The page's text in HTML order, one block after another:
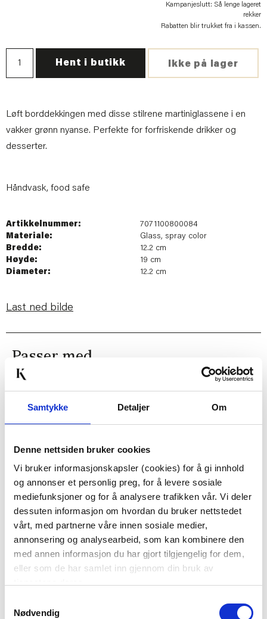
Samtykke Detaljer Om
Denne nettsiden bruker cookies
Vi bruker informasjonskapsler (cookies) for å gi innhold
og annonser et personlig preg, for å levere sosiale
mediefunksjoner og for å analysere trafikken vår. Vi deler
dessuten informasjon om hvordan du bruker nettstedet
vårt, med partnerne våre innen sosiale medier,
annonsering og analysearbeid, som kan kombinere den
med annen informasjon du har gjort tilgjengelig for dem,
eller som de har samlet inn gjennom din bruk av
Nødvendig
Kampanjeslutt: Så lenge lageret
rekker
Rabatten blir trukket fra i kassen.
Ikke på lager
Hent i butikk
Løft borddekkingen med disse stilrene martiniglassene i en
vakker grønn nyanse. Perfekte for forfriskende drikker og
desserter.
Håndvask, food safe
Artikkelnummer:
7071100800084
Materiale:
Glass, spray color
Bredde:
12.2 cm
Høyde:
19 cm
Diameter:
12.2 cm
Last ned bilde
Passer med
GLASS VALERIE 4PK
499,00
KJØP
MAGNOR - SWIRL
DRIKKEGLASS/LYKT
BLÅ
KUN PÅ NETT
579,00
KJØP